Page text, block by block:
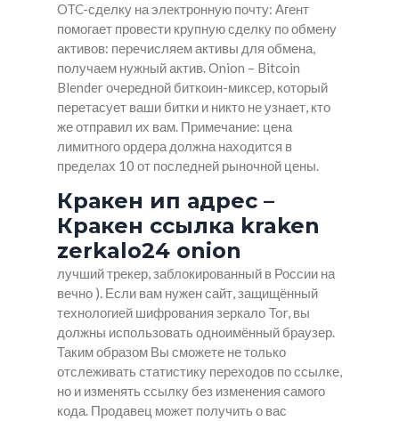
OTC-сделку на электронную почту: Агент
помогает провести крупную сделку по обмену
активов: перечисляем активы для обмена,
получаем нужный актив. Onion – Bitcoin
Blender очередной биткоин-миксер, который
перетасует ваши битки и никто не узнает, кто
же отправил их вам. Примечание: цена
лимитного ордера должна находится в
пределах 10 от последней рыночной цены.
Кракен ип адрес –
Кракен ссылка kraken
zerkalo24 onion
лучший трекер, заблокированный в России на
вечно ). Если вам нужен сайт, защищённый
технологией шифрования зеркало Tor, вы
должны использовать одноимённый браузер.
Таким образом Вы сможете не только
отслеживать статистику переходов по ссылке,
но и изменять ссылку без изменения самого
кода. Продавец может получить о вас